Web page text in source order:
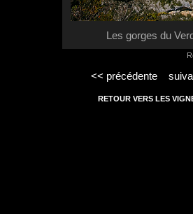
Les gorges du
<< précédente
RETOUR VERS LES